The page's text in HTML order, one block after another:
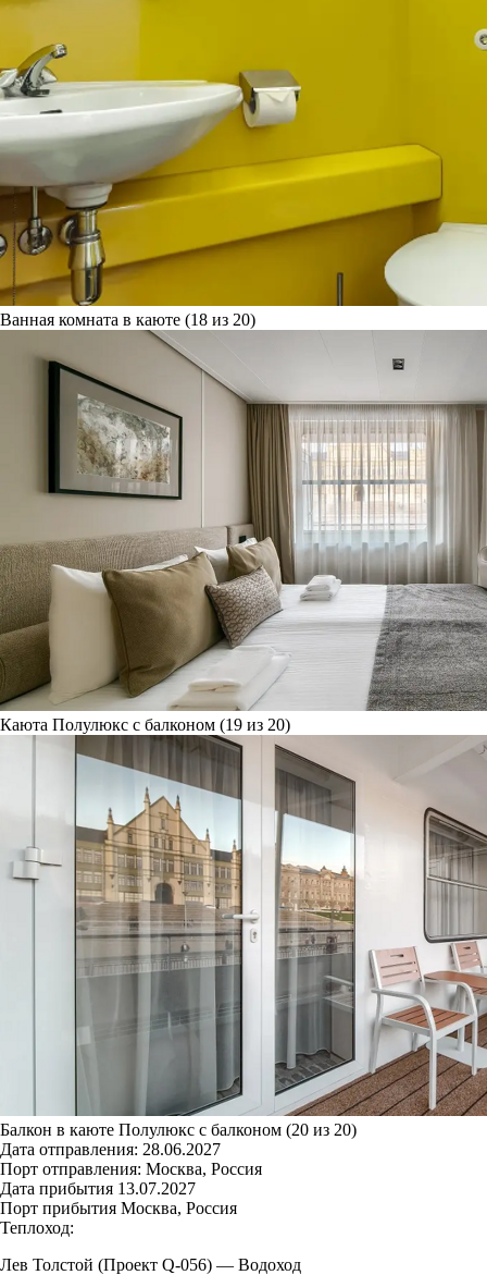
Ванная комната в каюте (18 из 20)
Каюта Полулюкс с балконом (19 из 20)
Балкон в каюте Полулюкс с балконом (20 из 20)
Дата отправления: 28.06.2027
Порт отправления: Москва, Россия
Дата прибытия 13.07.2027
Порт прибытия Москва, Россия
Теплоход:
Лев Толстой (Проект Q-056) — Водоход